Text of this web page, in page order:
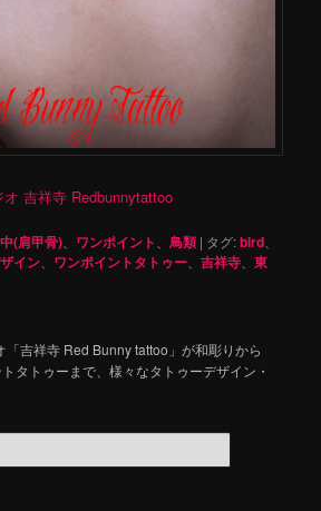
吉祥寺 Redbunnytattoo
(肩甲骨) ワンポイント 、鳥類 | タグ:bird
イン ワンポイントタトゥー 、吉祥寺 、東
吉祥寺 Red Bunny tattoo」が和彫りから
タトゥーまで、様々なタトゥーデザイン・